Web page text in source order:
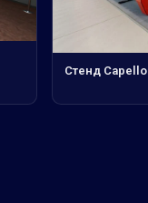
Стенд Capello